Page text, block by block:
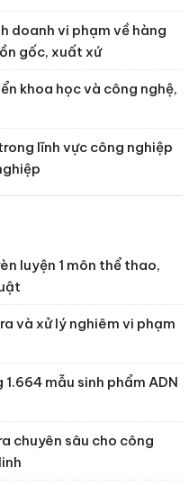
doanh vi phạm về hàng
gốc, xuất xứ
khoa học và công nghệ,
lĩnh vực công nghiệp
luyện 1 môn thể thao,
và xử lý nghiêm vi phạm
mẫu sinh phẩm ADN
chuyên sâu cho công